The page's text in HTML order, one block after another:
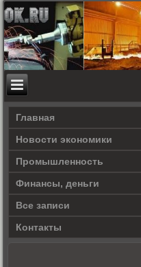
Главная
Новости экономики
Прοмышленность
Финансы, деньги
Все записи
Контакты